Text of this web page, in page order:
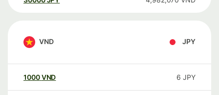
VND JPY
1000VND 6 JPY